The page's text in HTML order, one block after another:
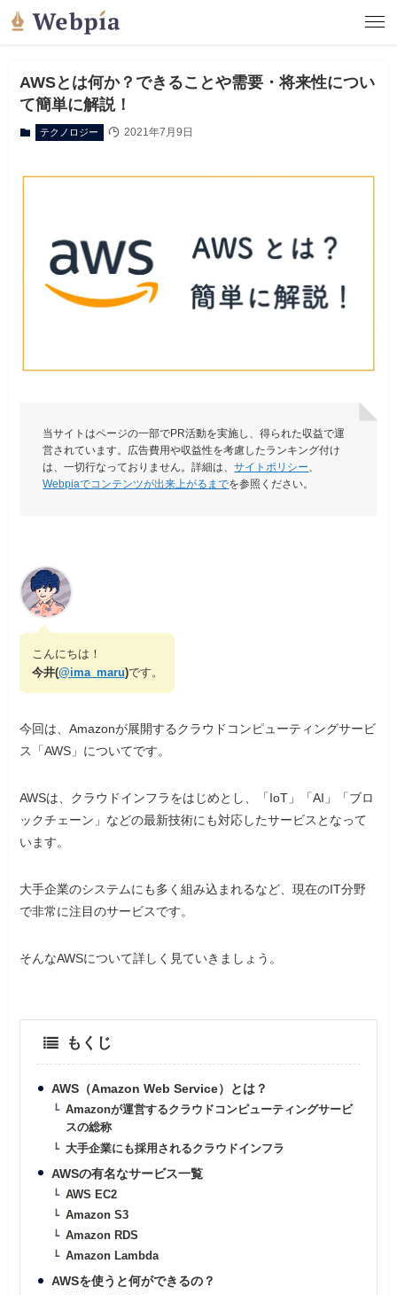
AWSとは何か？できることや需要・将来性につい
て簡単に解説！
テクノロジー 2021年7月9日
当サイトはページの一部でPR活動を実施し、得られた収益で運
営されています。広告費用や収益性を考慮したランキング付け
は、一切行なっておりません。詳細は、サイトポリシー、
Webpiaでコンテンツが出来上がるまでを参照ください。
こんにちは！
今井(@ima_maru)です。
今回は、Amazonが展開するクラウドコンピューティングサービ
ス「AWS」についてです。
AWSは、クラウドインフラをはじめとし、「IoT」「AI」「ブロ
ックチェーン」などの最新技術にも対応したサービスとなって
います。
大手企業のシステムにも多く組み込まれるなど、現在のIT分野
で非常に注目のサービスです。
そんなAWSについて詳しく見ていきましょう。
もくじ
AWS（Amazon Web Service）とは？
Amazonが運営するクラウドコンピューティングサービ
スの総称
大手企業にも採用されるクラウドインフラ
AWSの有名なサービス一覧
AWS EC2
Amazon S3
Amazon RDS
Amazon Lambda
AWSを使うと何ができるの？